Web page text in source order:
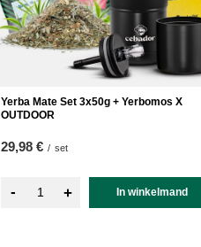
Yerba Mate Set 3x50g + Yerbomos X
OUTDOOR
29,98 € / set
- + In winkelmand